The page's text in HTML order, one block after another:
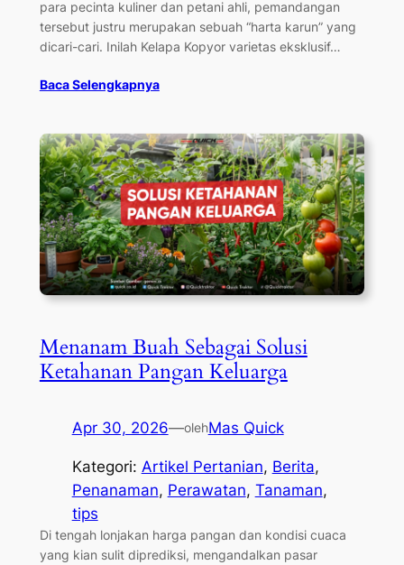
para pecinta kuliner dan petani ahli, pemandangan
tersebut justru merupakan sebuah “harta karun” yang
dicari-cari. Inilah Kelapa Kopyor varietas eksklusif…
Baca Selengkapnya
Menanam Buah Sebagai Solusi
Ketahanan Pangan Keluarga
Apr 30, 2026—olehMas Quick
Kategori: Artikel Pertanian, Berita
Penanaman, Perawatan, Tanaman
tips
Di tengah lonjakan harga pangan dan kondisi cuaca
yang kian sulit diprediksi, mengandalkan pasar